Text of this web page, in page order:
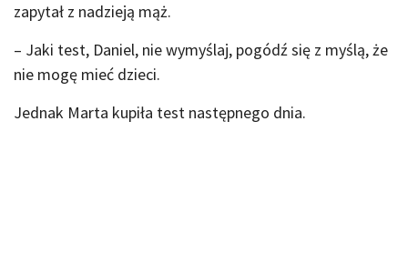
zapytał z nadzieją mąż.
– Jaki test, Daniel, nie wymyślaj, pogódź się z myślą, że
nie mogę mieć dzieci.
Jednak Marta kupiła test następnego dnia.